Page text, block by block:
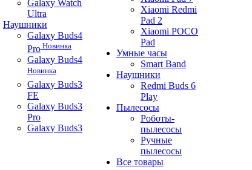
Galaxy Watch
Ultra
Наушники
Galaxy Buds4
Pro Новинка
Galaxy Buds4
Новинка
Galaxy Buds3
FE
Galaxy Buds3
Pro
Galaxy Buds3
Xiaomi Redmi
Pad 2
Xiaomi POCO
Pad
Умные часы
Smart Band
Наушники
Redmi Buds 6
Play
Пылесосы
Роботы-
пылесосы
Ручные
пылесосы
Все товары